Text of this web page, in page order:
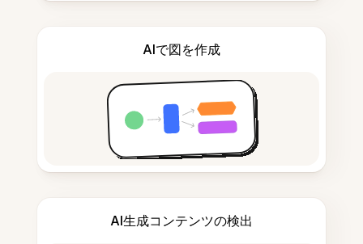
AIで図を作成
AI生成コンテンツの検出